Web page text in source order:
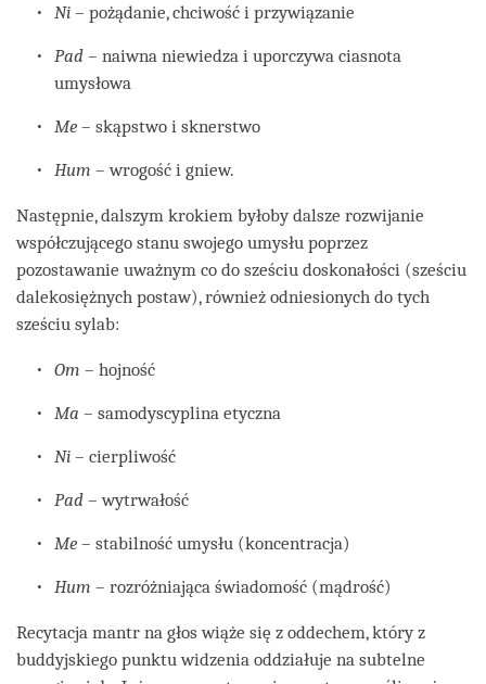
Ni– pożądanie, chciwość i przywiązanie
Pad – naiwna niewiedza i uporczywa ciasnota
umysłowa
Me – skąpstwo i sknerstwo
Hum – wrogość i gniew.
Następnie, dalszym krokiem byłoby dalsze rozwijanie
współczującego stanu swojego umysłu poprzez
pozostawanie uważnym co do sześciu doskonałości (sześciu
dalekosiężnych postaw), również odniesionych do tych
sześciu sylab:
Om – hojność
Ma – samodyscyplina etyczna
Ni – cierpliwość
Pad – wytrwałość
Me– stabilność umysłu (koncentracja)
Hum – rozróżniająca świadomość (mądrość)
Recytacja mantr na głos wiąże się z oddechem, który z
buddyjskiego punktu widzenia oddziałuje na subtelne